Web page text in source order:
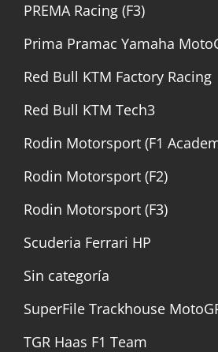
PREMA Racing (F3)
Prima Pramac Yamaha
Red Bull KTM Factory Racing
Red Bull KTM Tech3
Rodin Motorsport (F1
Rodin Motorsport (F2)
Rodin Motorsport (F3)
Scuderia Ferrari HP
Sin categoría
SuperFile Trackhouse
TGR Haas F1 Team